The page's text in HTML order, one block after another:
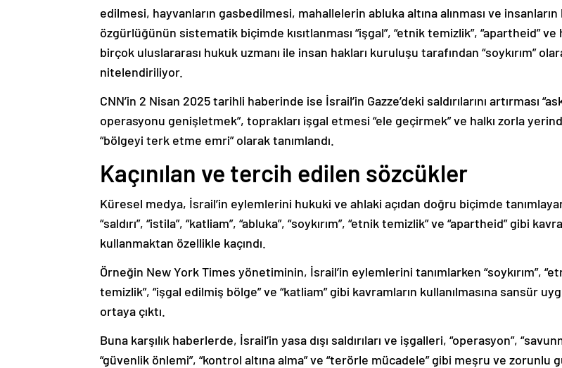
edilmesi, hayvanların gasbedilmesi, mahallelerin abluka altına alınması ve
özgürlüğünün sistematik biçimde kısıtlanması “işgal”, “etnik temizlik”, “apartheid”
birçok uluslararası hukuk uzmanı ile insan hakları kuruluşu tarafından “soykırım”
nitelendiriliyor.
CNN’in 2 Nisan 2025 tarihli haberinde ise İsrail’in Gazze’deki saldırılarını artırması
operasyonu genişletmek”, toprakları işgal etmesi “ele geçirmek” ve halkı zorla
“bölgeyi terk etme emri” olarak tanımlandı.
Kaçınılan ve tercih edilen sözcükler
Küresel medya, İsrail’in eylemlerini hukuki ve ahlaki açıdan doğru biçimde
“saldırı”, “istila”, “katliam”, “abluka”, “soykırım”, “etnik temizlik” ve “apartheid” gibi
kullanmaktan özellikle kaçındı.
Örneğin New York Times yönetiminin, İsrail’in eylemlerini tanımlarken “soykırım”,
temizlik”, “işgal edilmiş bölge” ve “katliam” gibi kavramların kullanılmasına sansür
ortaya çıktı.
Buna karşılık haberlerde, İsrail’in yasa dışı saldırıları ve işgalleri, “operasyon”,
“güvenlik önlemi”, “kontrol altına alma” ve “terörle mücadele” gibi meşru ve zorunlu